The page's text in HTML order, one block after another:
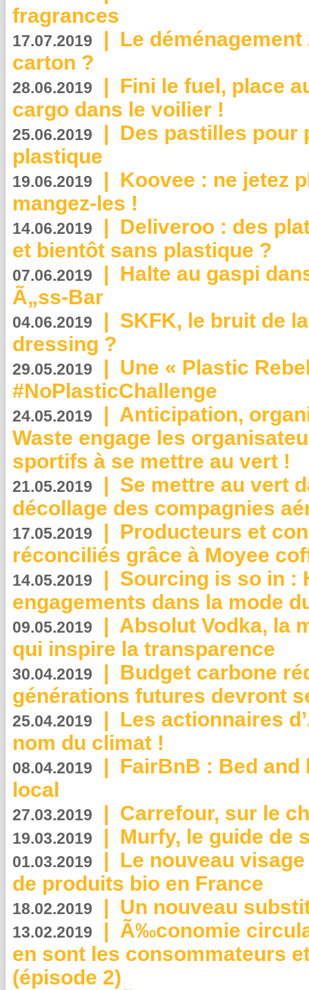
fragrances
17.07.2019 | Le
carton ?
28.06.2019 | Fini le fuel, place
cargo dans le voilier !
25.06.2019 | Des pastilles pour
plastique
19.06.2019 | Koovee : ne jetez
mangez-les !
14.06.2019 | Deliveroo : des
et bientôt sans plastique ?
07.06.2019 | Halte au gaspi
Ã„ss-Bar
04.06.2019 | SKFK, le bruit de
dressing ?
29.05.2019 | Une « Plastic
#NoPlasticChallenge
24.05.2019 | Anticipation,
Waste engage les
sportifs à se mettre au vert !
21.05.2019 | Se mettre au vert
décollage des compagnies
17.05.2019 | Producteurs et
réconciliés grâce à Moyee
14.05.2019 | Sourcing is so in :
engagements dans la mode
09.05.2019 | Absolut Vodka, la
qui inspire la transparence
30.04.2019 | Budget carbone
générations futures devront
25.04.2019 | Les actionnaires
nom du climat !
08.04.2019 | FairBnB : Bed
local
27.03.2019 | Carrefour, sur le
19.03.2019 | Murfy, le guide de
01.03.2019 | Le nouveau
de produits bio en France
18.02.2019 | Un nouveau
13.02.2019 | Ã‰conomie
en sont les consommateurs
(épisode 2)